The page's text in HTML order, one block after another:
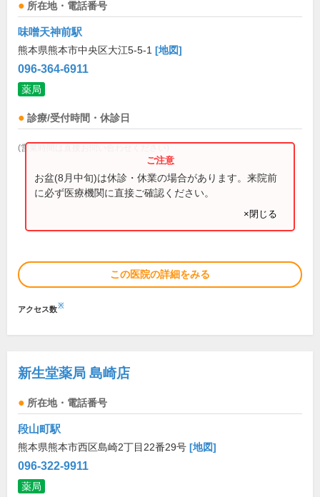
所在地・電話番号
味噌天神前駅
熊本県熊本市中央区大江5-5-1 [地図]
096-364-6911
薬局
診療/受付時間・休診日
(営業時間は直接お問い合わせください)
お盆(8月中旬)は休診・休業の場合があります。来院前
に必ず医療機関に直接ご確認ください。
×閉じる
この医院の詳細をみる
アクセス数※
新生堂薬局 島崎店
所在地・電話番号
段山町駅
熊本県熊本市西区島崎2丁目22番29号 [地図]
096-322-9911
薬局